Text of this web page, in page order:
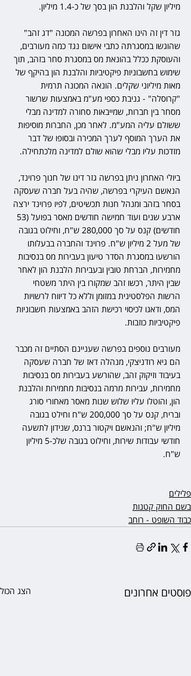
מיליון שקל והלבנת הון בסך של כ-1.4 מיליון.
גזר דין זה הינו האחרון בפרשה המכונה "דג זהב"
שהוגשו במסגרתה כתבי אישום נגד כמה מעורבים,
והעוסקת ככלל בהונאת מס במסגרת סחר בזהב, תוך
שימוש בחשבוניות פיקטיביות והלבנת הון בהיקף של
מאות מיליוני שקלים. הונאה המכונה תרמית
"קרוסלה" - גניבת כספי מע"מ באמצעות שרשור
מסחר בין חברות, שמייבאות סחורה למדינה מבלי
ששולם עליה המע"מ. לאחר מכן, החברות מוסיפות
את הערך המוסף לערך המכירה ובסופו של דבר
מזדכות עליו מבלי שהוא שולם למדינה מלכתחילה.
ביולי האחרון ניתן בפרשה גזר דינו של חנוך פרוינד,
הנאשם העיקרי בפרשה, שהיה בעל חברה שעסקה
בסחר בזהב ומנהל חנות תכשיטים, לפיו פרוינד ירצה
חודשים) קנס על סך 280,000 ש"ח, וחילוט בגובה
של מעל 2 מיליון ש"ח. פרוינד והחברה בבעלותו
הורשעו במסגרת הסדר טיעון בעבירות מס בנסיבות
מחמירות, הברחת טובין ובעבירות הלבנת הון לאחר
שבין היתר, רכשו זהב שמקורו בין היתר משטחי
הרשות הפלסטינית במזומן וללא כל דיווח לרשויות
המס, ודאגו לכיסוי רכישת הזהב באמצעות חשבוניות
פיקטיביות כוזבות.
מעורבים נוספים בפרשה שעניינם הסתיים זה מכבר
הם גיא רודניצקי, מנהלה דאז של חברה שעסקה
בעיבוד וזיקוק זהב, שהורשע בעבירות מס בנסיבות
מחמירות, עבירות מרמה בנסיבות מחמירות והלבנת
הון, והוטלו עליו שלוש שנות מאסר מאחורי סורג
ובריח, קנס על סך 200,000 ש"ח וחילט בגובה
מיליון ש"ח; והנאשם ויקטור ברנס, שנידון לתשעה
חודשי עבודות שירות, וחילוט בגובה שלכ-5 מיליון
ש"ח.
פלילים
בשם החוק קטנות
כבוד השופט - רוחב
פוסטים אחרונים הצג הכול